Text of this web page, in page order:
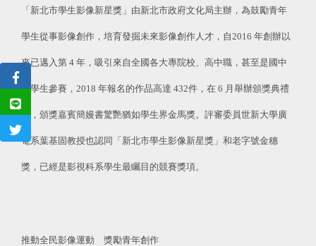
「新北市學生影像新星獎」由新北市政府文化局主辦，為鼓勵青年
學生從事影像創作，培育發掘未來影像創作人才，自2016 年創辦以
來已邁入第 4 年，吸引來自全國各大專院校、高中職，甚至是國中
小學生參賽，2018 年報名的作品高達 432件，在 6 月舉辦頒獎典禮
中，頒獎嘉賓簡嫚書驚艷猶如學生界金馬獎。評審委員世新大學廣
電系葉基固教授也認同「新北市學生影像新星獎」和老字號金穗
獎，已經是影視科系學生最矚目的競賽獎項。
推動全民影像運動 獎勵青年創作